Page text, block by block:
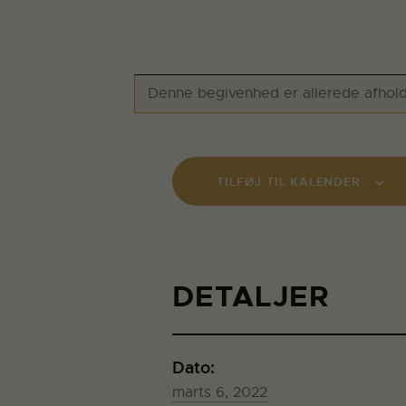
Denne begivenhed er allerede
TILFØJ TIL KALENDER
DETALJER
Dato:
marts 6, 2022